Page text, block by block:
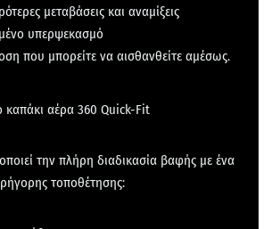
μεταβάσεις και αναμίξεις
υπερψεκασμό
που μπορείτε να αισθανθείτε αμέσως.
καπάκι αέρα 360 Quick-Fit
την πλήρη διαδικασία βαφής με ένα
τοποθέτησης: